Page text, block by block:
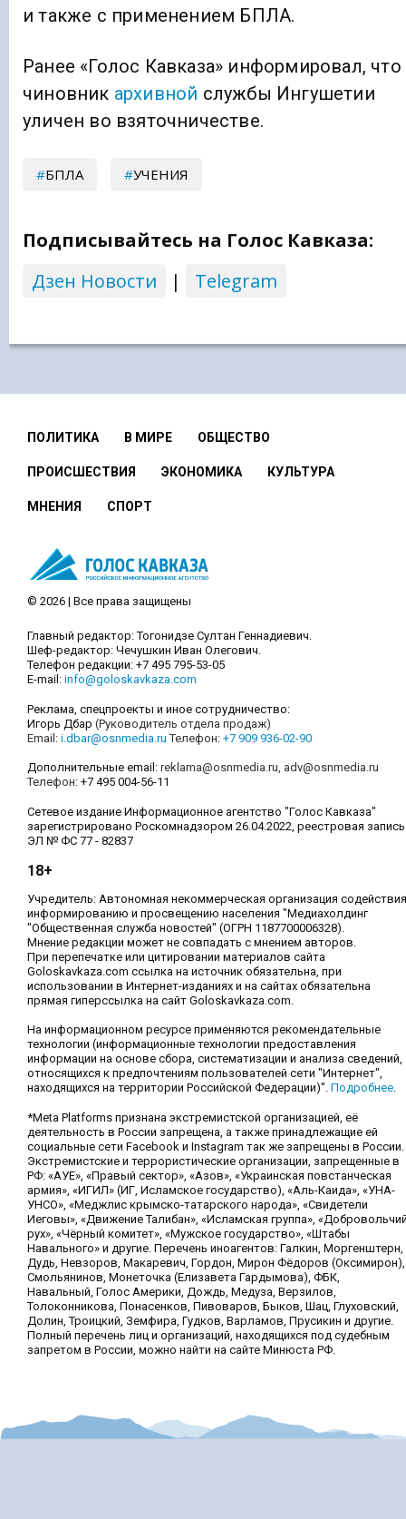
и также с применением БПЛА.
Ранее «Голос Кавказа» информировал, что
чиновник архивной службы Ингушетии
уличен во взяточничестве.
БПЛА УЧЕНИЯ
Подписывайтесь на Голос Кавказа:
Дзен Новости
| Telegram
ПОЛИТИКА В МИРЕ ОБЩЕСТВО
ПРОИСШЕСТВИЯ ЭКОНОМИКА КУЛЬТУРА
МНЕНИЯ СПОРТ
© 2026 | Все права защищены
Главный редактор: Тогонидзе Султан Геннадиевич.
Шеф-редактор: Чечушкин Иван Олегович.
Телефон редакции: +7 495 795-53-05
E-mail: info@goloskavkaza.com
Реклама, спецпроекты и иное сотрудничество:
Игорь Дбар (Руководитель отдела продаж)
Email: i.dbar@osnmedia.ru Телефон: +7 909 936-02-90
Дополнительные email: reklama@osnmedia.ru, adv@osnmedia.ru
Телефон: +7 495 004-56-11
Сетевое издание Информационное агентство "Голос Кавказа"
зарегистрировано Роскомнадзором 26.04.2022, реестровая запись
ЭЛ № ФС 77 - 82837
18+
Учредитель: Автономная некоммерческая организация содействия
информированию и просвещению населения "Медиахолдинг
"Общественная служба новостей" (ОГРН 1187700006328).
Мнение редакции может не совпадать с мнением авторов.
При перепечатке или цитировании материалов сайта
Goloskavkaza.com ссылка на источник обязательна, при
использовании в Интернет-изданиях и на сайтах обязательна
прямая гиперссылка на сайт Goloskavkaza.com.
На информационном ресурсе применяются рекомендательные
технологии (информационные технологии предоставления
информации на основе сбора, систематизации и анализа сведений,
относящихся к предпочтениям пользователей сети "Интернет",
находящихся на территории Российской Федерации)". Подробнее.
*Meta Platforms признана экстремистской организацией, её
деятельность в России запрещена, а также принадлежащие ей
социальные сети Facebook и Instagram так же запрещены в России.
Экстремистские и террористические организации, запрещенные в
РФ: «АУЕ», «Правый сектор», «Азов», «Украинская повстанческая
армия», «ИГИЛ» (ИГ, Исламское государство), «Аль-Каида», «УНА-
УНСО», «Меджлис крымско-татарского народа», «Свидетели
Иеговы», «Движение Талибан», «Исламская группа»,
рух», «Чёрный комитет», «Мужское государство», «Штабы
Навального» и другие. Перечень иноагентов: Галкин, Моргенштерн,
Дудь, Невзоров, Макаревич, Гордон, Мирон Фёдоров (Оксимирон),
Смольянинов, Монеточка (Елизавета Гардымова), ФБК,
Навальный, Голос Америки, Дождь, Медуза, Верзилов,
Толоконникова, Понасенков, Пивоваров, Быков, Шац, Глуховский,
Долин, Троицкий, Земфира, Гудков, Варламов, Прусикин и другие.
Полный перечень лиц и организаций, находящихся под судебным
запретом в России, можно найти на сайте Минюста РФ.